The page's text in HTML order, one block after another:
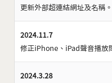
更新外部超連結網址及名稱。
2024.11.7
修正iPhone、iPad聲音播放
2024.3.28